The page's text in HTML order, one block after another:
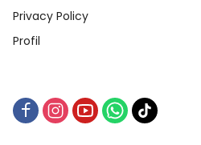
Privacy Policy
Profil